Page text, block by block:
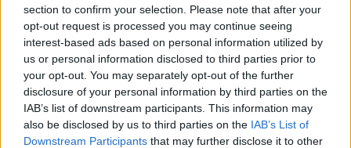
section to confirm your selection. Please note that after your
opt-out request is processed you may continue seeing
interest-based ads based on personal information utilized by
us or personal information disclosed to third parties prior to
your opt-out. You may separately opt-out of the further
disclosure of your personal information by third parties on the
IAB’s list of downstream participants. This information may
also be disclosed by us to third parties on the IAB’s List of
Downstream Participants that may further disclose it to other
Το68% και 76%δήλωσε ότι πιστεύουν πως
θα γίνε ι χρήση πυρηνικών όπλωνσε όποι
νέα σύγκρουση ξεσπάσει.Το 57% και το 73%
εκτίμησε ότι αν ξεσπάσει τρίτος
Παγκόσμιος Πόλεμος θα χαθούν
περισσότερες ζωές από τον Β Παγκόσμιο
Πόλεμο.